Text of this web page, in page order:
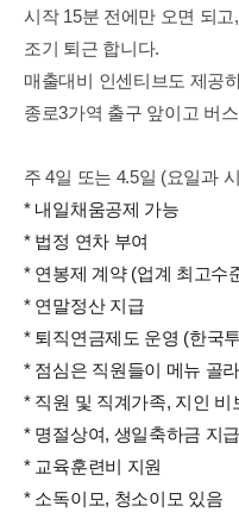
시작 15분 전에만 오면 되
조기 퇴근 합니다.
매출대비 인센티브도 제공
종로3가역 출구 앞이고 버
주 4일 또는 4.5일 (요일과
* 내일채움공제 가능
* 법정 연차 부여
* 연봉제 계약 (업계 최고수
* 연말정산 지급
* 퇴직연금제도 운영 (한국
* 점심은 직원들이 메뉴 골
* 직원 및 직계가족, 지인
* 명절상여, 생일축하금 지급
* 교육훈련비 지원
* 소독이모, 청소이모 있음